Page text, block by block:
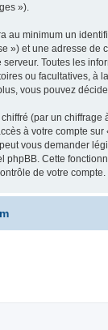
»).
au minimum un
») et une adresse de
Toutes les
ou facultatives, à
vous pouvez
(par un
à votre compte
vous demander
phpBB. Cette
de votre compte.